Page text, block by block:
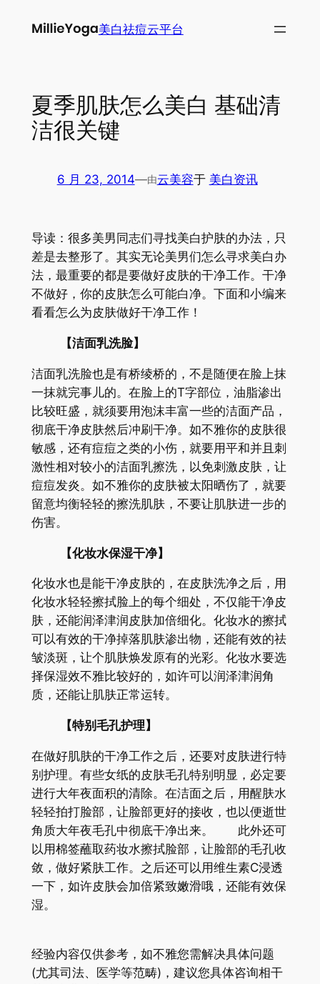
美白祛痘云平台
夏季肌肤怎么美白 基础清
洁很关键
6 月 23, 2014—由云美容于 美白资讯
导读：很多美男同志们寻找美白护肤的办法，只
差是去整形了。其实无论美男们怎么寻求美白办
法，最重要的都是要做好皮肤的干净工作。干净
不做好，你的皮肤怎么可能白净。下面和小编来
看看怎么为皮肤做好干净工作！
【洁面乳洗脸】
洁面乳洗脸也是有桥绫桥的，不是随便在脸上抹
一抹就完事儿的。在脸上的T字部位，油脂渗出
比较旺盛，就须要用泡沫丰富一些的洁面产品，
彻底干净皮肤然后冲刷干净。如不雅你的皮肤很
敏感，还有痘痘之类的小伤，就要用平和并且刺
激性相对较小的洁面乳擦洗，以免刺激皮肤，让
痘痘发炎。如不雅你的皮肤被太阳晒伤了，就要
留意均衡轻轻的擦洗肌肤，不要让肌肤进一步的
伤害。
【化妆水保湿干净】
化妆水也是能干净皮肤的，在皮肤洗净之后，用
化妆水轻轻擦拭脸上的每个细处，不仅能干净皮
肤，还能润泽津润皮肤加倍细化。化妆水的擦拭
可以有效的干净掉落肌肤渗出物，还能有效的祛
皱淡斑，让个肌肤焕发原有的光彩。化妆水要选
择保湿效不雅比较好的，如许可以润泽津润角
质，还能让肌肤正常运转。
【特别毛孔护理】
在做好肌肤的干净工作之后，还要对皮肤进行特
别护理。有些女纸的皮肤毛孔特别明显，必定要
进行大年夜面积的清除。在洁面之后，用醒肤水
轻轻拍打脸部，让脸部更好的接收，也以便逝世
角质大年夜毛孔中彻底干净出来。 此外还可
以用棉签蘸取药妆水擦拭脸部，让脸部的毛孔收
敛，做好紧肤工作。之后还可以用维生素C浸透
一下，如许皮肤会加倍紧致嫩滑哦，还能有效保
湿。
经验内容仅供参考，如不雅您需解决具体问题
(尤其司法、医学等范畴)，建议您具体咨询相干